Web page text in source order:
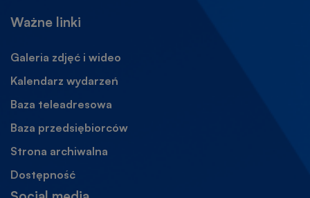
Ważne linki
Galeria zdjęć i wideo
Kalendarz wydarzeń
Baza teleadresowa
Baza przedsiębiorców
Strona archiwalna
Dostępność